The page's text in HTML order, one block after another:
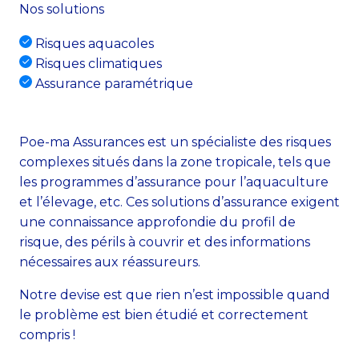
Nos solutions
Risques aquacoles
Risques climatiques
Assurance paramétrique
Poe-ma Assurances est un spécialiste des risques
complexes situés dans la zone tropicale, tels que
les programmes d’assurance pour l’aquaculture
et l’élevage, etc. Ces solutions d’assurance exigent
une connaissance approfondie du profil de
risque, des périls à couvrir et des informations
nécessaires aux réassureurs.
Notre devise est que rien n’est impossible quand
le problème est bien étudié et correctement
compris !